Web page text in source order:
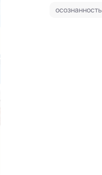
осознанность